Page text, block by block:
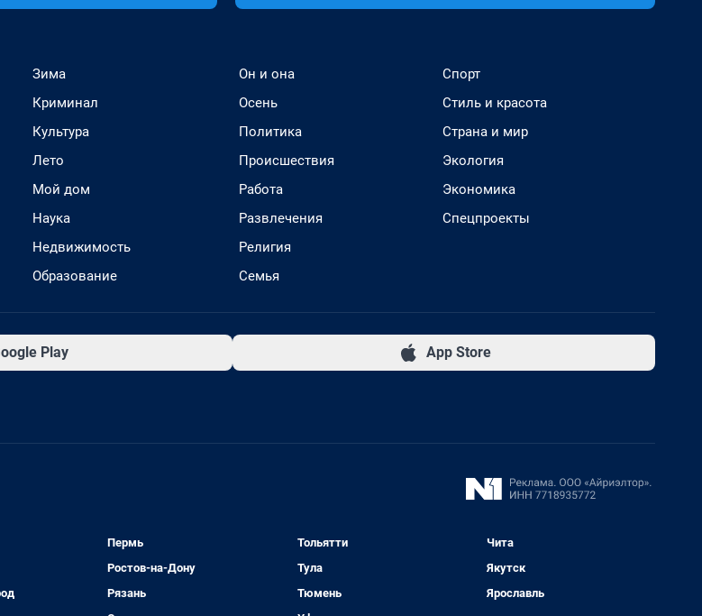
Зима
Криминал
Культура
Лето
Мой дом
Наука
Недвижимость
Образование
Он и она
Осень
Политика
Происшествия
Работа
Развлечения
Религия
Семья
Спорт
Стиль и красота
Страна и мир
Экология
Экономика
Спецпроекты
Play App Store
Пермь
Ростов-на-Дону
Рязань
Тольятти
Тула
Тюмень
Чита
Якутск
Ярославль